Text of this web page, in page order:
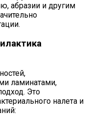
абразии и другим
ламинатами,
Это
налета и